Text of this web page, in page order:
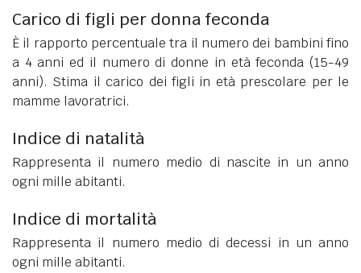
Carico di figli per donna feconda
È il rapporto percentuale tra il numero dei bambini fino
a 4 anni ed il numero di donne in età feconda (15-49
anni). Stima il carico dei figli in età prescolare per le
mamme lavoratrici.
Indice di natalità
Rappresenta il numero medio di nascite in un anno
ogni mille abitanti.
Indice di mortalità
Rappresenta il numero medio di decessi in un anno
ogni mille abitanti.